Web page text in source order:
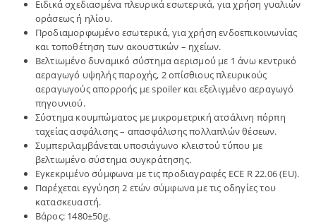
Ειδικά σχεδιασμένα πλευρικά εσωτερικά, για χρήση γυαλιών
οράσεως ή ηλίου.
Προδιαμορφωμένο εσωτερικά, για χρήση ενδοεπικοινωνίας
και τοποθέτηση των ακουστικών – ηχείων.
Βελτιωμένο δυναμικό σύστημα αερισμού με 1 άνω κεντρικό
αεραγωγό υψηλής παροχής, 2 οπίσθιους πλευρικούς
αεραγωγούς απορροής με spoiler και εξελιγμένο αεραγωγό
πηγουνιού.
Σύστημα κουμπώματος με μικρομετρική ατσάλινη πόρπη
ταχείας ασφάλισης – απασφάλισης πολλαπλών θέσεων.
Συμπεριλαμβάνεται υποσιάγωνο κλειστού τύπου με
βελτιωμένο σύστημα συγκράτησης.
Εγκεκριμένο σύμφωνα με τις προδιαγραφές ECE R 22.06 (EU).
Παρέχεται εγγύηση 2 ετών σύμφωνα με τις οδηγίες του
κατασκευαστή.
Βάρος: 1480±50g.